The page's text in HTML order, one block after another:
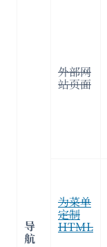
导
航
外部网
站页面
为菜单
定制
HTML